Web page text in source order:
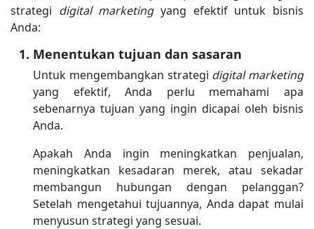
strategi digital marketingyang efektif untuk bisnis
Anda:
Menentukan tujuan dan sasaran
Untuk mengembangkan strategi digital marketing
yang efektif, Anda perlu memahami apa
sebenarnya tujuan yang ingin dicapai oleh bisnis
Anda.
Apakah Anda ingin meningkatkan penjualan,
meningkatkan kesadaran merek, atau sekadar
membangun hubungan dengan pelanggan?
Setelah mengetahui tujuannya, Anda dapat mulai
menyusun strategi yang sesuai.